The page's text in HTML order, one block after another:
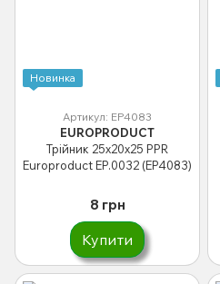
Новинка
Артикул: EP4083
EUROPRODUCT
Трійник 25x20x25 PPR
Europroduct EP.0032 (EP4083)
8 грн
Купити